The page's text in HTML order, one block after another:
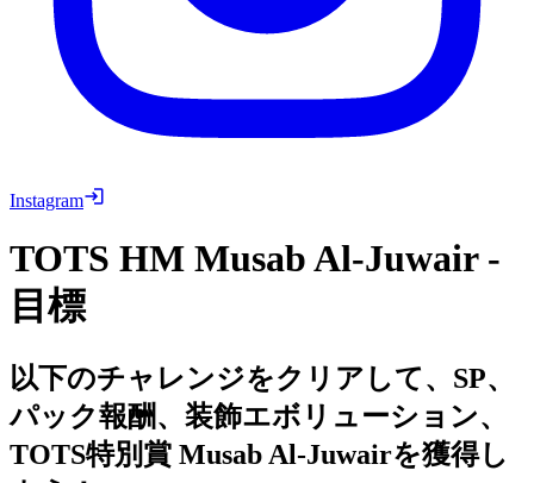
Instagram
TOTS HM Musab Al-Juwair -
目標
以下のチャレンジをクリアして、SP、
パック報酬、装飾エボリューション、
TOTS特別賞 Musab Al-Juwairを獲得し